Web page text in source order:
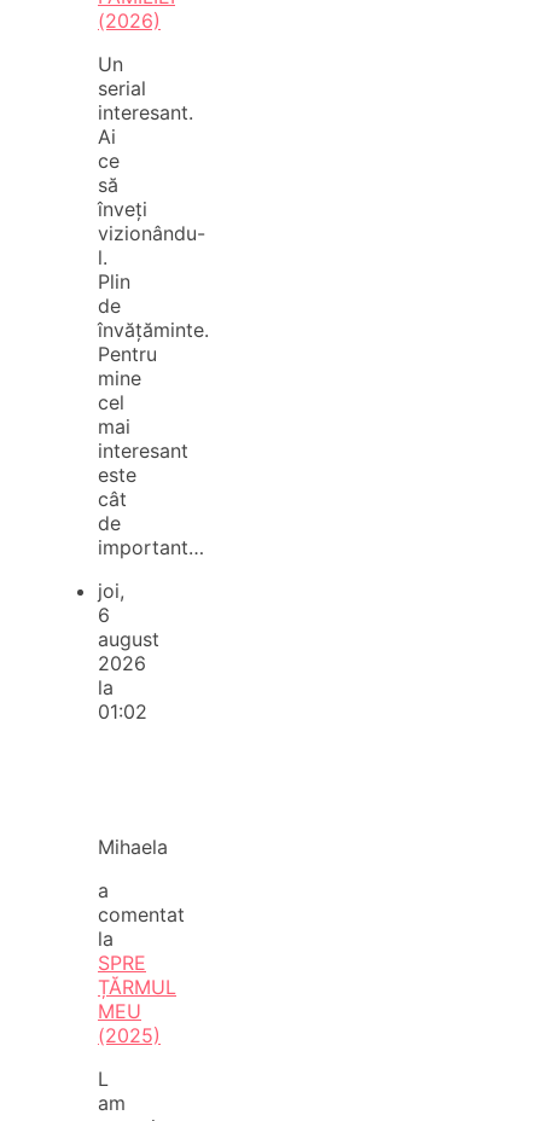
(2026)
Un
serial
interesant.
Ai
ce
să
înveți
vizionându-
l.
Plin
de
învățăminte.
Pentru
mine
cel
mai
interesant
este
cât
de
important…
joi,
6
august
2026
la
01:02
Mihaela
a
comentat
la
SPRE
ȚĂRMUL
MEU
(2025)
L
am